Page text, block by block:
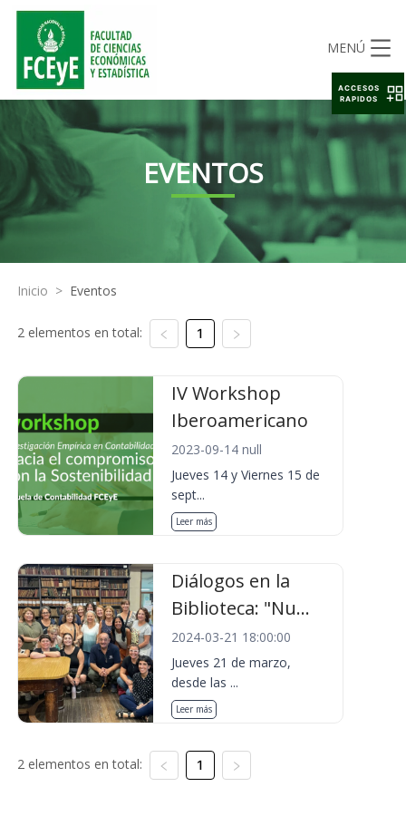
MENÚ
EVENTOS
Inicio > Eventos
2 elementos en total: 1
IV Workshop
Iberoamericano
2023-09-14 null
Jueves 14 y Viernes 15 de
sept...
Leer más
Diálogos en la
Biblioteca: "Nu...
2024-03-21 18:00:00
Jueves 21 de marzo,
desde las ...
Leer más
2 elementos en total: 1
ACCESOS
RAPIDOS